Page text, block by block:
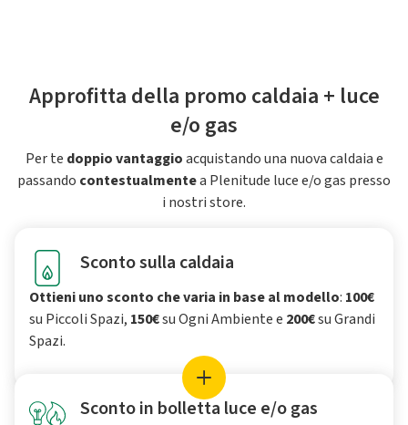
Approfitta della promo caldaia + luce
e/o gas
Per te doppio vantaggioacquistando una nuova caldaia e
passando contestualmentea Plenitude luce e/o gas presso
i nostri store.
Sconto sulla caldaia
Ottieni uno sconto che varia in base al modello: 100€
su Piccoli Spazi, 150€su Ogni Ambiente e 200€su Grandi
Spazi.
Sconto in bolletta luce e/o gas